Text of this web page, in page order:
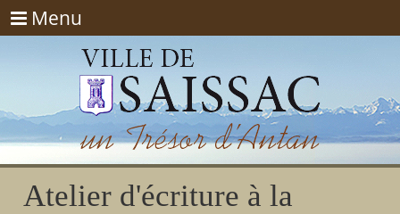
Menu
Menu
Atelier d'écriture à la